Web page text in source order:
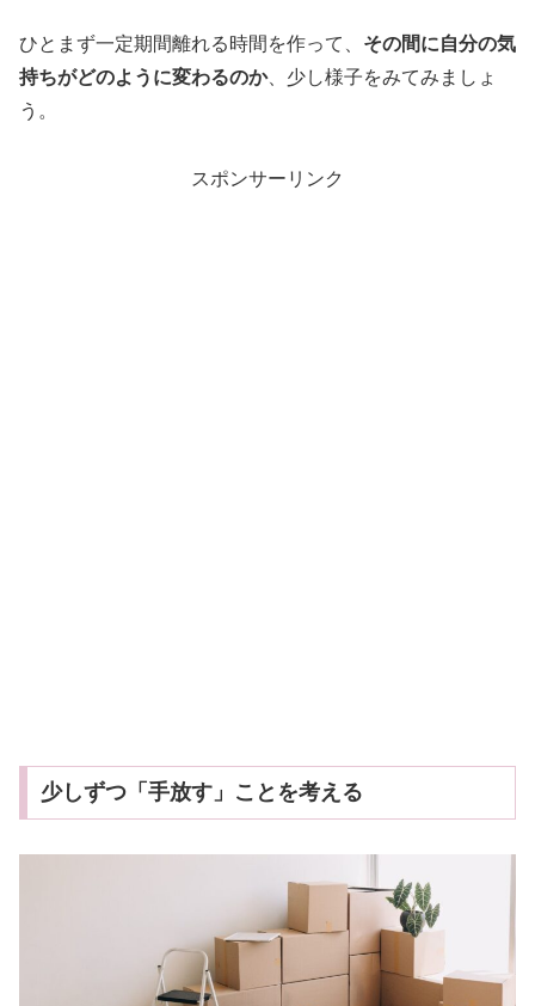
ひとまず一定期間離れる時間を作って、 その間に自分の気
持ちがどのように変わるのか、少し様子をみてみましょ
う。
スポンサーリンク
少しずつ「手放す」ことを考える